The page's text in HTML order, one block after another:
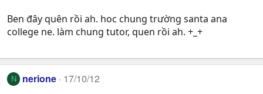
Ben đây quên rồi ah. hoc chung trường santa ana
college ne. làm chung tutor, quen rồi ah. +_+
N nerione 17/10/12